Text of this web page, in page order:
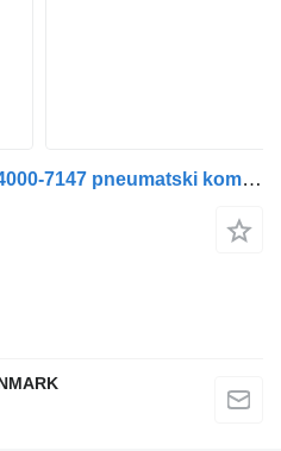
MAN COMPRESSOR 51.54000-7147 pneumatski kompresor za kamiona